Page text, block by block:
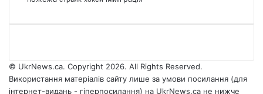
© UkrNews.ca. Copyright 2026. All Rights Reserved.
Використання матеріалів сайту лише за умови посилання (для
інтернет-видань - гіперпосилання) на UkrNews.ca не нижче